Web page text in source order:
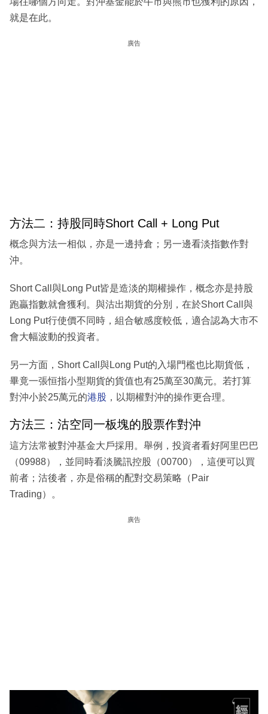
就是在此。
廣告
方法二：持股同時Short Call + Long Put
概念與方法一相似，亦是一邊持倉；另一邊看淡指數作對
沖。
Short Call與Long Put皆是造淡的期權操作，概念亦是持股
跑贏指數就會獲利。與沽出期貨的分別，在於Short Call與
Long Put行使價不同時，組合敏感度較低，適合認為大市不
會大幅波動的投資者。
另一方面，Short Call與Long Put的入場門檻也比期貨低，
畢竟一張恒指小型期貨的貨值也有25萬至30萬元。若打算
對沖小於25萬元的港股 ，以期權對沖的操作更合理。
方法三：沽空同一板塊的股票作對沖
這方法常被對沖基金大戶採用。舉例，投資者看好阿里巴巴
（09988），並同時看淡騰訊控股（00700），這便可以買
前者；沽後者，亦是俗稱的配對交易策略（Pair
Trading）。
廣告